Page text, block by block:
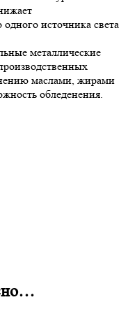
одного источника света
металлические
маслами, жирами
обледенения.